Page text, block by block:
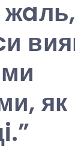
як